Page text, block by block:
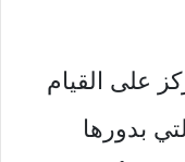
على القيام
بدورها